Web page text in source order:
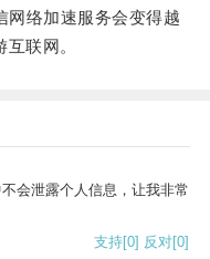
络加速服务会变得越
联网。
会泄露个人信息，让我非常
支持[0] 反对[0]